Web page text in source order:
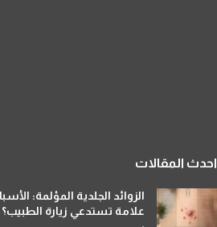
احدث المقالات
الزوائد الجلدية المؤلمة:
علامة تستدعي زيارة الطبيب؟